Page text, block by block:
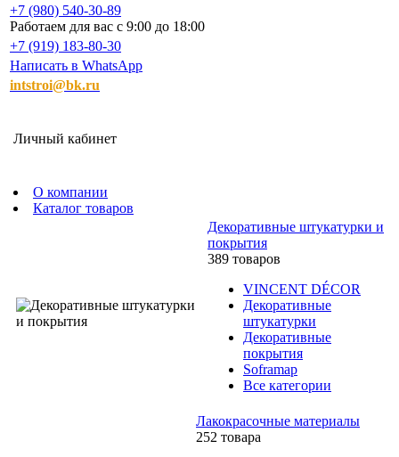
+7 (980) 540-30-89
Работаем для вас с 9:00 до 18:00
+7 (919) 183-80-30
Написать в WhatsApp
intstroi@bk.ru
Личный кабинет
О компании
Каталог товаров
Декоративные штукатурки и
покрытия
389 товаров
VINCENT DÉCOR
Декоративные
штукатурки
Декоративные
покрытия
Soframap
Все категории
Лакокрасочные материалы
252 товара